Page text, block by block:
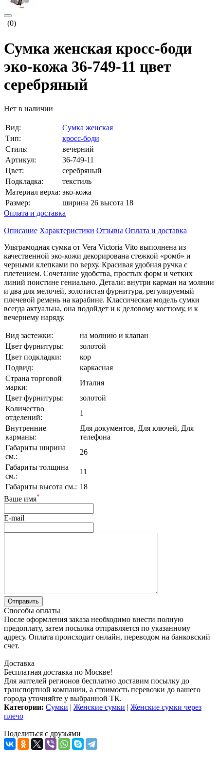
(0)
Сумка женская кросс-боди
эко-кожа 36-749-11 цвет
серебряный
Нет в наличии
Вид:
Сумка женская
Тип:
кросс-боди
Стиль:
вечерний
Артикул:
36-749-11
Цвет:
серебряный
Подкладка:
текстиль
Материал верха: эко-кожа
Размер:
ширина 26 высота 18
Оплата и доставка
Описание Характеристики Отзывы Оплата и доставка
Ультрамодная сумка от Vera Victoria Vito выполнена из
качественной эко-кожи декорирована стежкой «ромб» и
черными клепками по верху. Красивая удобная ручка с
плетением. Сочетание удобства, простых форм и четких
линий поистине гениально. Детали: внутри карман на молнии
и два для мелочей, золотистая фурнитура, регулируемый
плечевой ремень на карабине. Классическая модель сумки
всегда актуальна, она подойдет и к деловому костюму, и к
вечернему наряду.
Вид застежки:
на молнию и клапан
Цвет фурнитуры:
золотой
Цвет подкладки:
кор
Подвид:
каркасная
Страна торговой
марки:
Италия
Цвет фурнитуры:
золотой
Количество
отделений:
1
Внутренние
карманы:
Для документов, Для ключей, Для
телефона
Габариты ширина
см.:
26
Габариты толщина
см.:
11
Габариты высота см.: 18
Ваше имя*
E-mail
Способы оплаты
После оформления заказа необходимо внести полную
предоплату, затем посылка отправляется по указанному
адресу. Оплата происходит онлайн, переводом на банковский
счет.
Доставка
Бесплатная доставка по Москве!
Для жителей регионов бесплатно доставим посылку до
транспортной компании, а стоимость перевозки до вашего
города уточняйте у выбранной ТК.
Категории: Сумки | Женские сумки | Женские сумки через
плечо
Поделиться с друзьями